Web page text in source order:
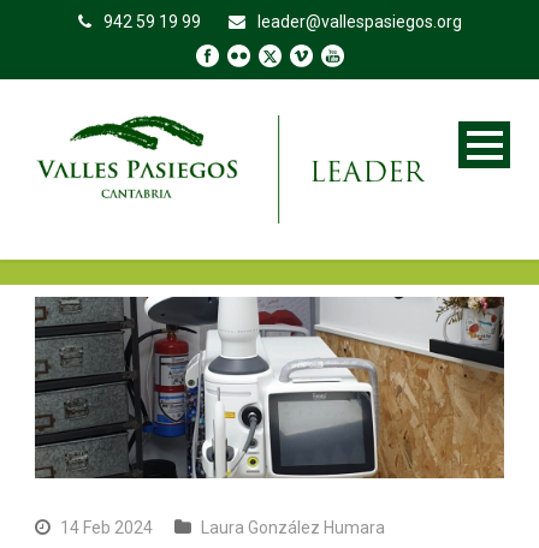
942 59 19 99 leader@vallespasiegos.org
14 Feb 2024 Laura González Humara